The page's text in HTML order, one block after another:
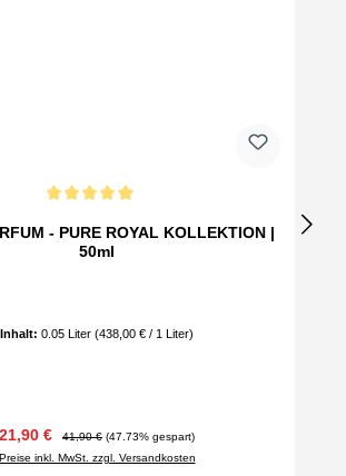
- PURE ROYAL KOLLEKTION |
50ml
Inhalt: 0.05 Liter (438,00 € / 1 Liter)
Verkaufspreis:
21,90 € Regulärer Preis:
41,90 € (47.73% gespart)
Preise inkl. MwSt. zzgl. Versandkosten